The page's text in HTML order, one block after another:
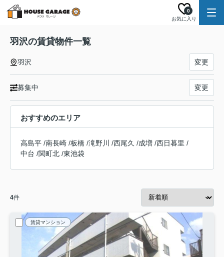
お気に入り
0
羽沢の賃貸物件一覧
羽沢 変更
募集中 変更
おすすめのエリア
高島平 /南長崎 /板橋 /滝野川 /西尾久 /成増 /西日暮里 /
中台 /関町北 /東池袋
4件
賃貸マンション